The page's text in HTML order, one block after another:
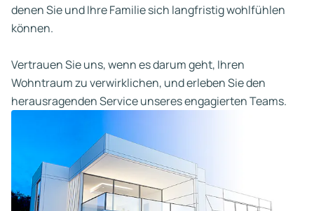
denen Sie und Ihre Familie sich langfristig wohlfühlen
können.
Vertrauen Sie uns, wenn es darum geht, Ihren
Wohntraum zu verwirklichen, und erleben Sie den
herausragenden Service unseres engagierten Teams.